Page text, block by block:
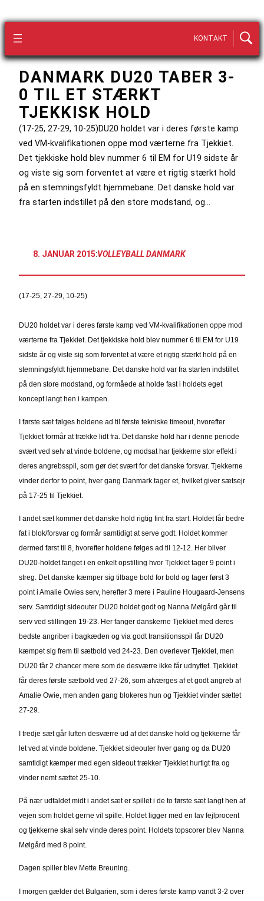
KONTAKT
DANMARK DU20 TABER 3-
0 TIL ET STÆRKT
TJEKKISK HOLD
(17-25, 27-29, 10-25)DU20 holdet var i deres første kamp
ved VM-kvalifikationen oppe mod værterne fra Tjekkiet.
Det tjekkiske hold blev nummer 6 til EM for U19 sidste år
og viste sig som forventet at være et rigtig stærkt hold
på en stemningsfyldt hjemmebane. Det danske hold var
fra starten indstillet på den store modstand, og…
8. JANUAR 2015:VOLLEYBALL DANMARK
(17-25, 27-29, 10-25)
DU20 holdet var i deres første kamp ved VM-kvalifikationen oppe mod
værterne fra Tjekkiet. Det tjekkiske hold blev nummer 6 til EM for U19
sidste år og viste sig som forventet at være et rigtig stærkt hold på en
stemningsfyldt hjemmebane. Det danske hold var fra starten indstillet
på den store modstand, og formåede at holde fast i holdets eget
koncept langt hen i kampen.
I første sæt følges holdene ad til første tekniske timeout, hvorefter
Tjekkiet formår at trække lidt fra. Det danske hold har i denne periode
svært ved selv at vinde boldene, og modsat har tjekkerne stor effekt i
deres angrebsspil, som gør det svært for det danske forsvar. Tjekkerne
vinder derfor to point, hver gang Danmark tager et, hvilket giver sætsejr
på 17-25 til Tjekkiet.
I andet sæt kommer det danske hold rigtig fint fra start. Holdet får bedre
fat i blok/forsvar og formår samtidigt at serve godt. Holdet kommer
dermed først til 8, hvorefter holdene følges ad til 12-12. Her bliver
DU20-holdet fanget i en enkelt opstilling hvor Tjekkiet tager 9 point i
streg. Det danske kæmper sig tilbage bold for bold og tager først 3
point i Amalie Owies serv, herefter 3 mere i Pauline Hougaard-Jensens
serv. Samtidigt sideouter DU20 holdet godt og Nanna Mølgård går til
serv ved stillingen 19-23. Her fanger danskerne Tjekkiet med deres
bedste angriber i bagkæden og via godt transitionsspil får DU20
kæmpet sig frem til sætbold ved 24-23. Den overlever Tjekkiet, men
DU20 får 2 chancer mere som de desværre ikke får udnyttet. Tjekkiet
får deres første sætbold ved 27-26, som afværges af et godt angreb af
Amalie Owie, men anden gang blokeres hun og Tjekkiet vinder sættet
27-29.
I tredje sæt går luften desværre ud af det danske hold og tjekkerne får
let ved at vinde boldene. Tjekkiet sideouter hver gang og da DU20
samtidigt kæmper med egen sideout trækker Tjekkiet hurtigt fra og
vinder nemt sættet 25-10.
På nær udfaldet midt i andet sæt er spillet i de to første sæt langt hen af
vejen som holdet gerne vil spille. Holdet ligger med en lav fejlprocent
og tjekkerne skal selv vinde deres point. Holdets topscorer blev Nanna
Mølgård med 8 point.
Dagen spiller blev Mette Breuning.
I morgen gælder det Bulgarien, som i deres første kamp vandt 3-2 over